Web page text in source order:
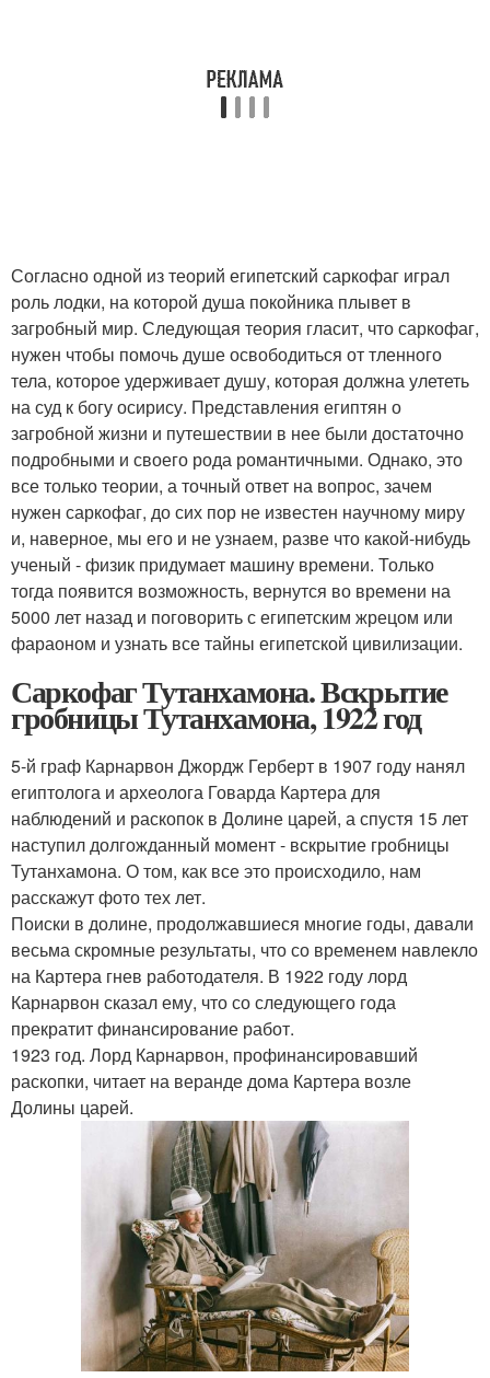
Согласно одной из теорий египетский саркофаг играл
роль лодки, на которой душа покойника плывет в
загробный мир. Следующая теория гласит, что саркофаг,
нужен чтобы помочь душе освободиться от тленного
тела, которое удерживает душу, которая должна улететь
на суд к богу осирису. Представления египтян о
загробной жизни и путешествии в нее были достаточно
подробными и своего рода романтичными. Однако, это
все только теории, а точный ответ на вопрос, зачем
нужен саркофаг, до сих пор не известен научному миру
и, наверное, мы его и не узнаем, разве что какой-нибудь
ученый - физик придумает машину времени. Только
тогда появится возможность, вернутся во времени на
5000 лет назад и поговорить с египетским жрецом или
фараоном и узнать все тайны египетской цивилизации.
Саркофаг Тутанхамона. Вскрытие
гробницы Тутанхамона, 1922 год
5-й граф Карнарвон Джордж Герберт в 1907 году нанял
египтолога и археолога Говарда Картера для
наблюдений и раскопок в Долине царей, а спустя 15 лет
наступил долгожданный момент - вскрытие гробницы
Тутанхамона. О том, как все это происходило, нам
расскажут фото тех лет.
Поиски в долине, продолжавшиеся многие годы, давали
весьма скромные результаты, что со временем навлекло
на Картера гнев работодателя. В 1922 году лорд
Карнарвон сказал ему, что со следующего года
прекратит финансирование работ.
1923 год. Лорд Карнарвон, профинансировавший
раскопки, читает на веранде дома Картера возле
Долины царей.